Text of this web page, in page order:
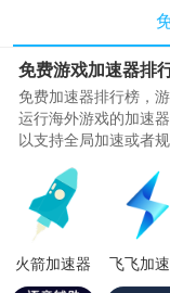
免费游戏加速器排
免费加速器排行榜，
运行海外游戏的加速
以支持全局加速或者
具，这些工具都是免
费就可以体验海外游
火箭加速器
appv1.0.3最
飞飞加
最新版